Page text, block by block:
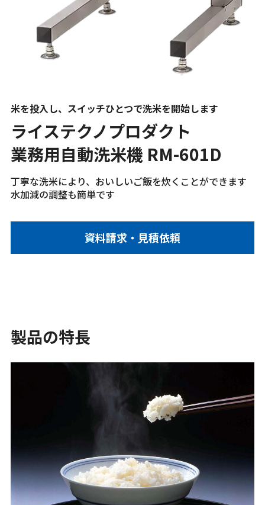
米を投入し、スイッチひとつで洗米を開始します
ライステクノプロダクト
業務用自動洗米機 RM-601D
丁寧な洗米により、おいしいご飯を炊くことができます
水加減の調整も簡単です
資料請求・見積依頼
製品の特長